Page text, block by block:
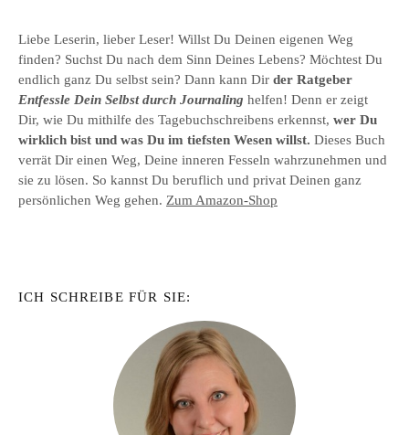
Liebe Leserin, lieber Leser! Willst Du Deinen eigenen Weg
finden? Suchst Du nach dem Sinn Deines Lebens? Möchtest Du
endlich ganz Du selbst sein? Dann kann Dir der Ratgeber
Entfessle Dein Selbst durch Journaling helfen! Denn er zeigt
Dir, wie Du mithilfe des Tagebuchschreibens erkennst, wer Du
wirklich bist und was Du im tiefsten Wesen willst. Dieses Buch
verrät Dir einen Weg, Deine inneren Fesseln wahrzunehmen und
sie zu lösen. So kannst Du beruflich und privat Deinen ganz
persönlichen Weg gehen. Zum Amazon-Shop
ICH SCHREIBE FÜR SIE: